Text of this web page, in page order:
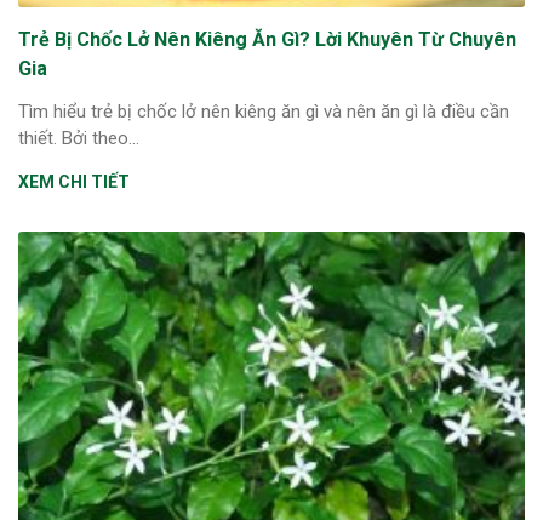
Trẻ Bị Chốc Lở Nên Kiêng Ăn Gì? Lời Khuyên Từ Chuyên
Gia
Tìm hiểu trẻ bị chốc lở nên kiêng ăn gì và nên ăn gì là điều cần
thiết. Bởi theo...
XEM CHI TIẾT